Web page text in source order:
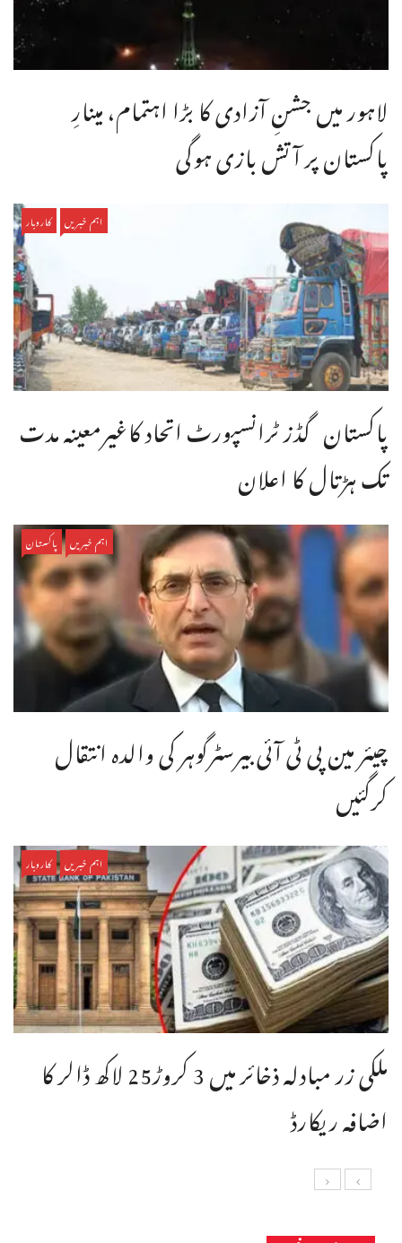
لاہور میں جشنِ آزادی کا بڑا اہتمام، مینارِ
پاکستان پر آتش بازی ہوگی
اہم خبریں کاروبار
پاکستان گڈز ٹرانسپورٹ اتحاد کاغیرمعینہ مدت
تک ہڑتال کا اعلان
اہم خبریں پاکستان
چیئر مین پی ٹی آئی بیرسٹرگوہر کی والدہ انتقال
کرگئیں
اہم خبریں کاروبار
ملکی زر مبادلہ ذخائر میں 3 کروڑ25 لاکھ ڈالر کا
اضافہ ریکارڈ